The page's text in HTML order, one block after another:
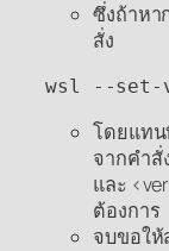
ซึ่งถ้าหา
สั่ง
wsl --set-
โดยแทน
จากคำสั่
และ
ต้องการ
จบขอให้